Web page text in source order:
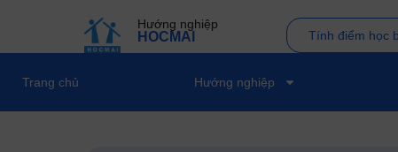
Hướng nghiệp
HOCMAI Tính điểm học
Trang chủ Hướng nghiệp